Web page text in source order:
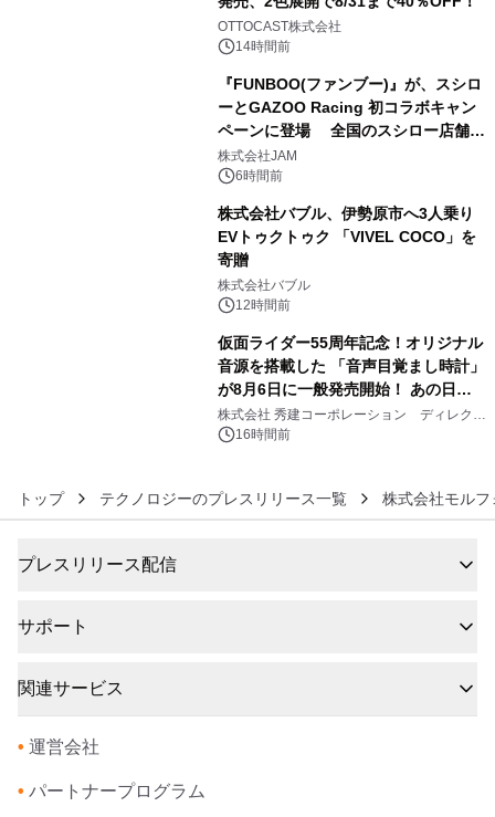
OTTOCAST株式会社
14時間前
『FUNBOO(ファンブー)』が、スシロ
ーとGAZOO Racing 初コラボキャン
ペーンに登場 全国のスシロー店舗で
GR 4車種の FUNBOO(ミニカー)付き
メニューが展開されます
株式会社JAM
6時間前
株式会社バブル、伊勢原市へ3人乗り
EVトゥクトゥク 「VIVEL COCO」を
寄贈
株式会社バブル
12時間前
仮面ライダー55周年記念！オリジナル
音源を搭載した 「音声目覚まし時計」
が8月6日に一般発売開始！ あの日の
大興奮が今甦る
株式会社 秀建コーポレーション ディレクト
アートギャラリー
16時間前
トップ テクノロジーのプレスリリース一覧 株式会社モルフ
プレスリリース配信
サポート
関連サービス
• 運営会社
• パートナープログラム